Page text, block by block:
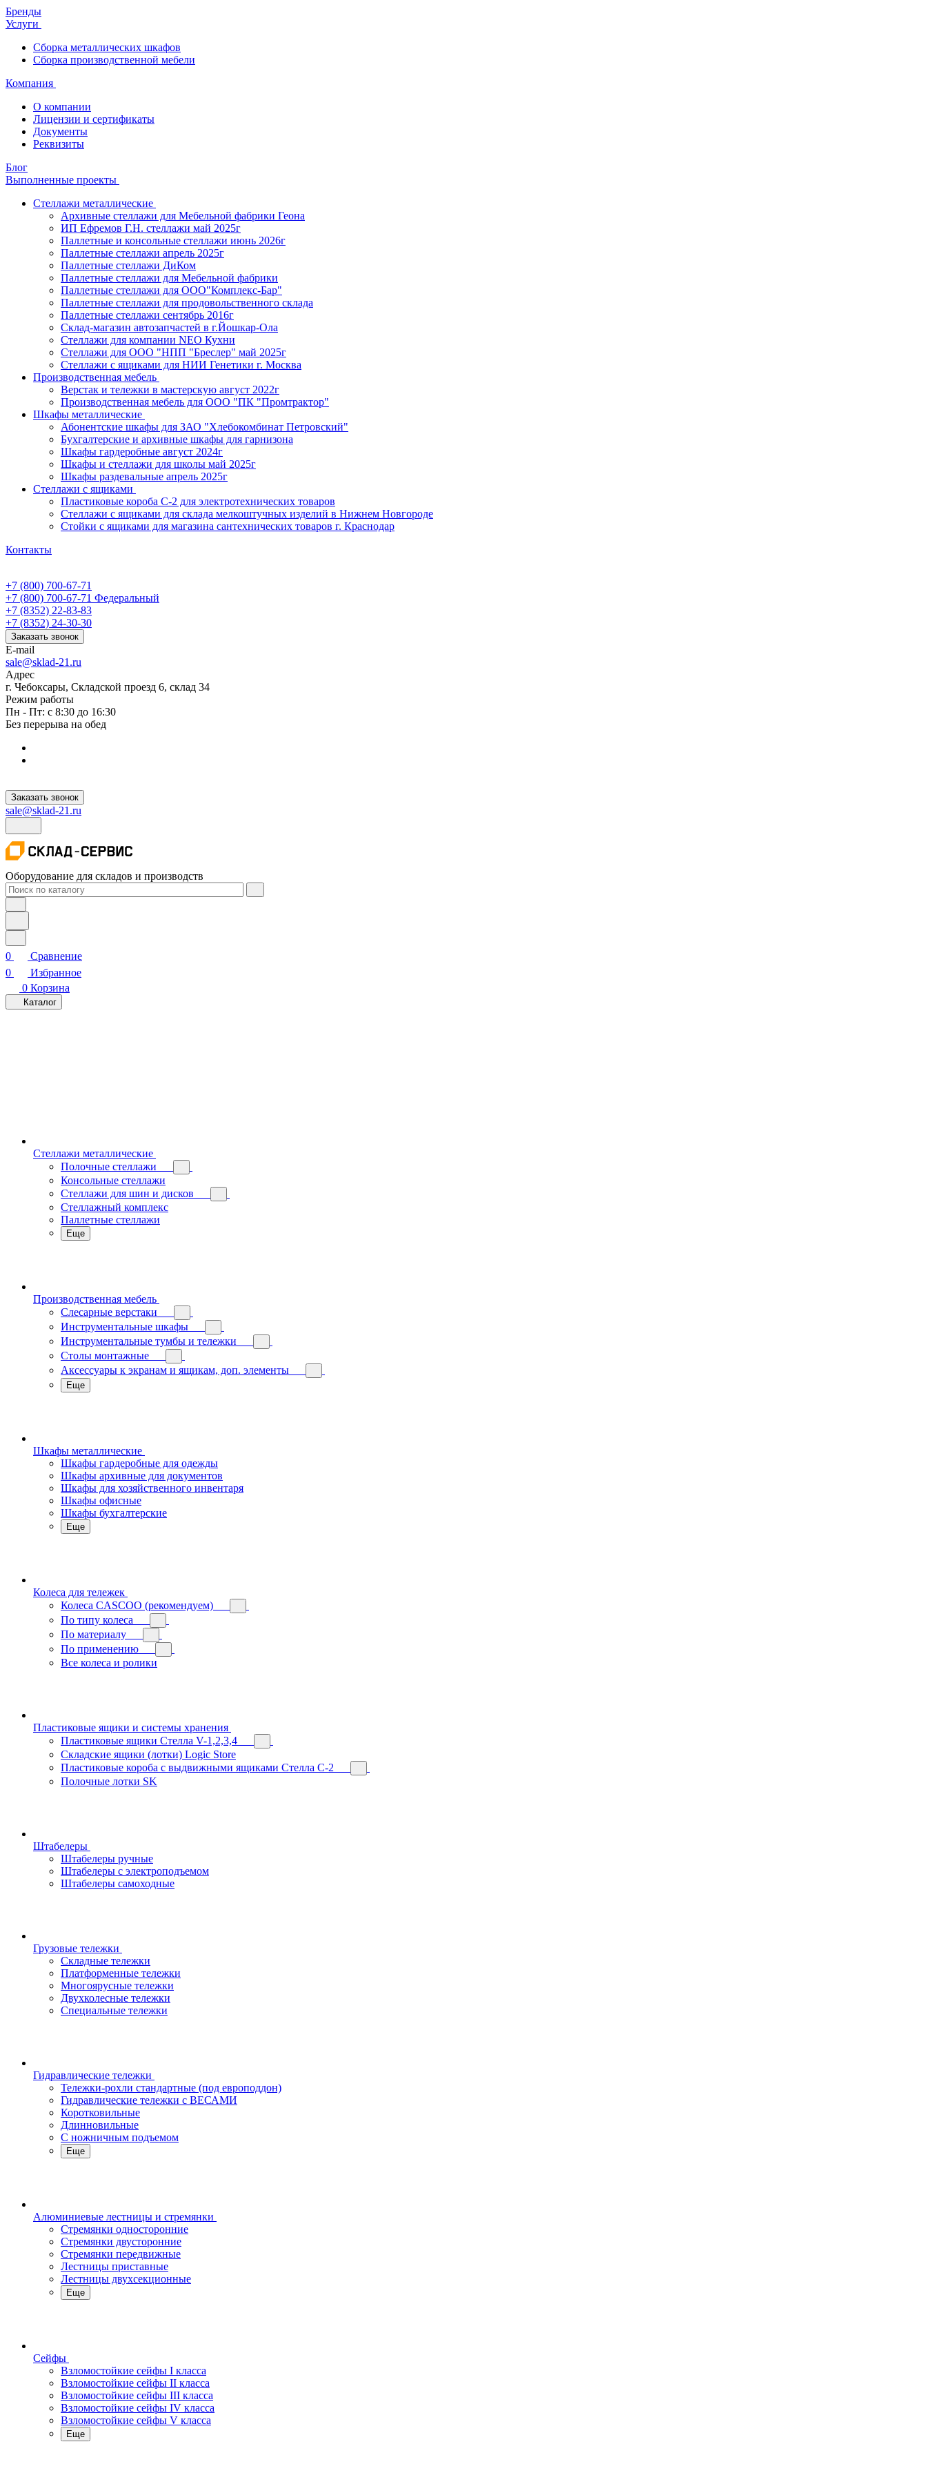
Бренды
Услуги
Сборка металлических шкафов
Сборка производственной мебели
Компания
О компании
Лицензии и сертификаты
Документы
Реквизиты
Блог
Выполненные проекты
Стеллажи металлические
Архивные стеллажи для Мебельной фабрики Геона
ИП Ефремов Г.Н. стеллажи май 2025г
Паллетные и консольные стеллажи июнь 2026г
Паллетные стеллажи апрель 2025г
Паллетные стеллажи ДиКом
Паллетные стеллажи для Мебельной фабрики
Паллетные стеллажи для ООО"Комплекс-Бар"
Паллетные стеллажи для продовольственного склада
Паллетные стеллажи сентябрь 2016г
Склад-магазин автозапчастей в г.Йошкар-Ола
Стеллажи для компании NEO Кухни
Стеллажи для ООО "НПП "Бреслер" май 2025г
Стеллажи с ящиками для НИИ Генетики г. Москва
Производственная мебель
Верстак и тележки в мастерскую август 2022г
Производственная мебель для ООО "ПК "Промтрактор"
Шкафы металлические
Абонентские шкафы для ЗАО "Хлебокомбинат Петровский"
Бухгалтерские и архивные шкафы для гарнизона
Шкафы гардеробные август 2024г
Шкафы и стеллажи для школы май 2025г
Шкафы раздевальные апрель 2025г
Стеллажи с ящиками
Пластиковые короба С-2 для электротехнических товаров
Стеллажи с ящиками для склада мелкоштучных изделий в Нижнем Новгороде
Стойки с ящиками для магазина сантехнических товаров г. Краснодар
Контакты
+7 (800) 700-67-71
+7 (800) 700-67-71 Федеральный
+7 (8352) 22-83-83
+7 (8352) 24-30-30
Заказать звонок
E-mail
sale@sklad-21.ru
Адрес
г. Чебоксары, Складской проезд 6, склад 34
Режим работы
Пн - Пт: с 8:30 до 16:30
Без перерыва на обед
Заказать звонок
sale@sklad-21.ru
Оборудование для складов и производств
0
Сравнение
0
Избранное
0 Корзина
Каталог
Стеллажи металлические
Полочные стеллажи
Консольные стеллажи
Стеллажи для шин и дисков
Стеллажный комплекс
Паллетные стеллажи
Еще
Производственная мебель
Слесарные верстаки
Инструментальные шкафы
Инструментальные тумбы и тележки
Столы монтажные
Аксессуары к экранам и ящикам, доп. элементы
Еще
Шкафы металлические
Шкафы гардеробные для одежды
Шкафы архивные для документов
Шкафы для хозяйственного инвентаря
Шкафы офисные
Шкафы бухгалтерские
Еще
Колеса для тележек
Колеса CASCOO (рекомендуем)
По типу колеса
По материалу
По применению
Все колеса и ролики
Пластиковые ящики и системы хранения
Пластиковые ящики Стелла V-1,2,3,4
Складские ящики (лотки) Logiс Store
Пластиковые короба с выдвижными ящиками Стелла С-2
Полочные лотки SK
Штабелеры
Штабелеры ручные
Штабелеры с электроподъемом
Штабелеры самоходные
Грузовые тележки
Складные тележки
Платформенные тележки
Многоярусные тележки
Двухколесные тележки
Специальные тележки
Гидравлические тележки
Тележки-рохли стандартные (под европоддон)
Гидравлические тележки с ВЕСАМИ
Коротковильные
Длинновильные
С ножничным подъемом
Еще
Алюминиевые лестницы и стремянки
Стремянки односторонние
Стремянки двусторонние
Стремянки передвижные
Лестницы приставные
Лестницы двухсекционные
Еще
Сейфы
Взломостойкие сейфы I класса
Взломостойкие сейфы II класса
Взломостойкие сейфы III класса
Взломостойкие сейфы IV класса
Взломостойкие сейфы V класса
Еще